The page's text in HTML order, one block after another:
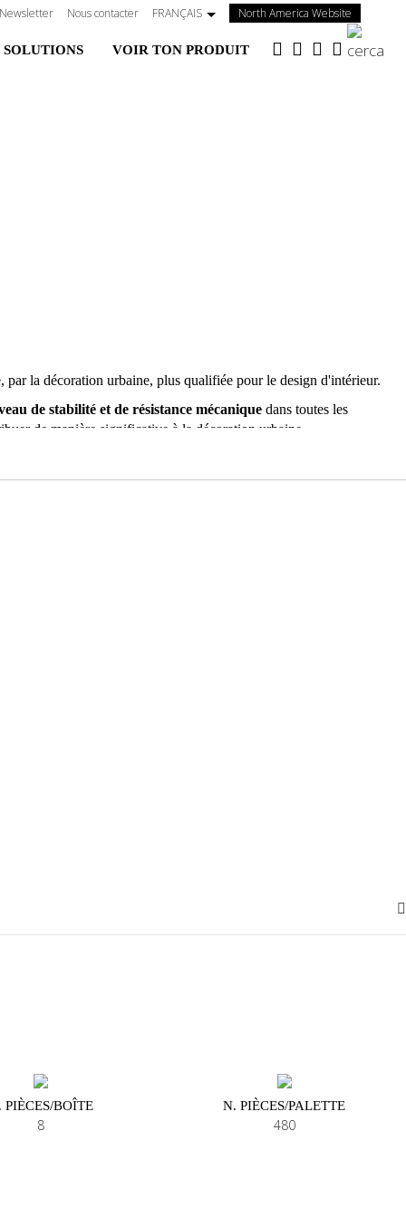
Newsletter Nous contacter FRANÇAIS North America Website
dans
un
SOLUTIONS VOIR TON PRODUIT
par la décoration urbaine, plus qualifiée pour le design d'intérieur.
de stabilité et de résistance mécanique dans toutes les
de manière significative à la décoration urbaine.
PIÈCES/BOÎTE
8
N. PIÈCES/PALETTE
480